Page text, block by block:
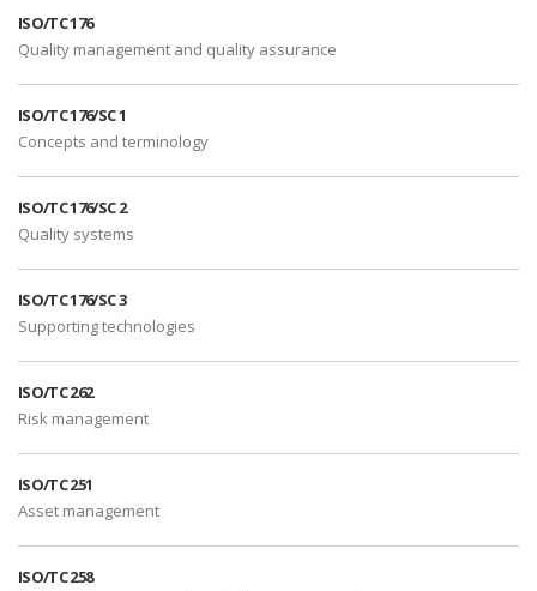
ISO/TC 176
Quality management and quality assurance
ISO/TC 176/SC 1
Concepts and terminology
ISO/TC 176/SC 2
Quality systems
ISO/TC 176/SC 3
Supporting technologies
ISO/TC 262
Risk management
ISO/TC 251
Asset management
ISO/TC 258